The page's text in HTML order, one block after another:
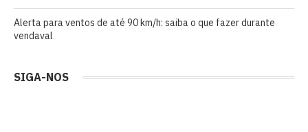
Alerta para ventos de até 90 km/h: saiba o que fazer durante
vendaval
SIGA-NOS